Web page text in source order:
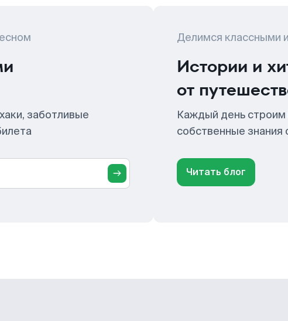
заботливые
Делимся классными
Истории и
от
Каждый день строим
собственные знания
Читать блог